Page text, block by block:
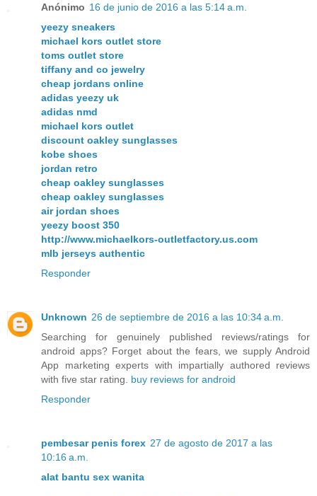
Anónimo 16 de junio de 2016 a las 5:14 a.m.
yeezy sneakers
michael kors outlet store
toms outlet store
tiffany and co jewelry
cheap jordans online
adidas yeezy uk
adidas nmd
michael kors outlet
discount oakley sunglasses
kobe shoes
jordan retro
cheap oakley sunglasses
cheap oakley sunglasses
air jordan shoes
yeezy boost 350
http://www.michaelkors-outletfactory.us.com
mlb jerseys authentic
Responder
Unknown 26 de septiembre de 2016 a las 10:34 a.m.
Searching for genuinely published reviews/ratings for
android apps? Forget about the fears, we supply Android
App marketing experts with impartially authored reviews
with five star rating. buy reviews for android
Responder
pembesar penis forex 27 de agosto de 2017 a las
10:16 a.m.
alat bantu sex wanita